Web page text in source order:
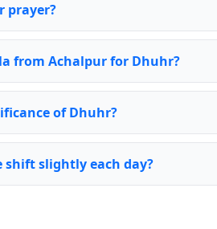
prayer?
from Achalpur for Dhuhr?
of Dhuhr?
shift slightly each day?